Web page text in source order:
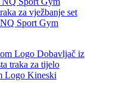
Sport Gym
Logo Kineski